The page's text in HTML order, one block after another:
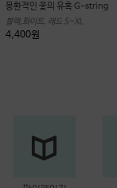
몽환적인 꽃의 유혹 G-string
블랙,화이트, 레드 S~XL
4,400원